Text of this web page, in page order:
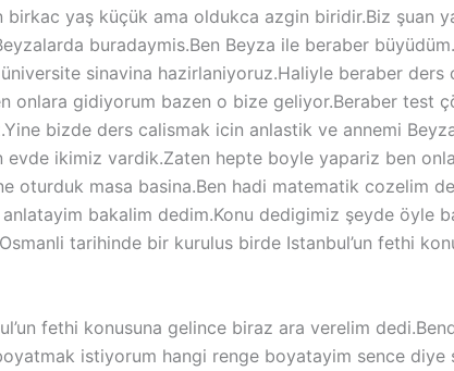
yaş küçük ama oldukca azgin biridir.Biz şuan
buradaymis.Ben Beyza ile beraber
sinavina hazirlaniyoruz.Haliyle beraber ders
onlara gidiyorum bazen o bize geliyor.Beraber test
bizde ders calismak icin anlastik ve annemi
ikimiz vardik.Zaten hepte boyle yapariz ben
oturduk masa basina.Ben hadi matematik cozelim
bakalim dedim.Konu dedigimiz şeyde öyle
tarihinde bir kurulus birde Istanbul’un fethi
fethi konusuna gelince biraz ara verelim
istiyorum hangi renge boyatayim sence diye